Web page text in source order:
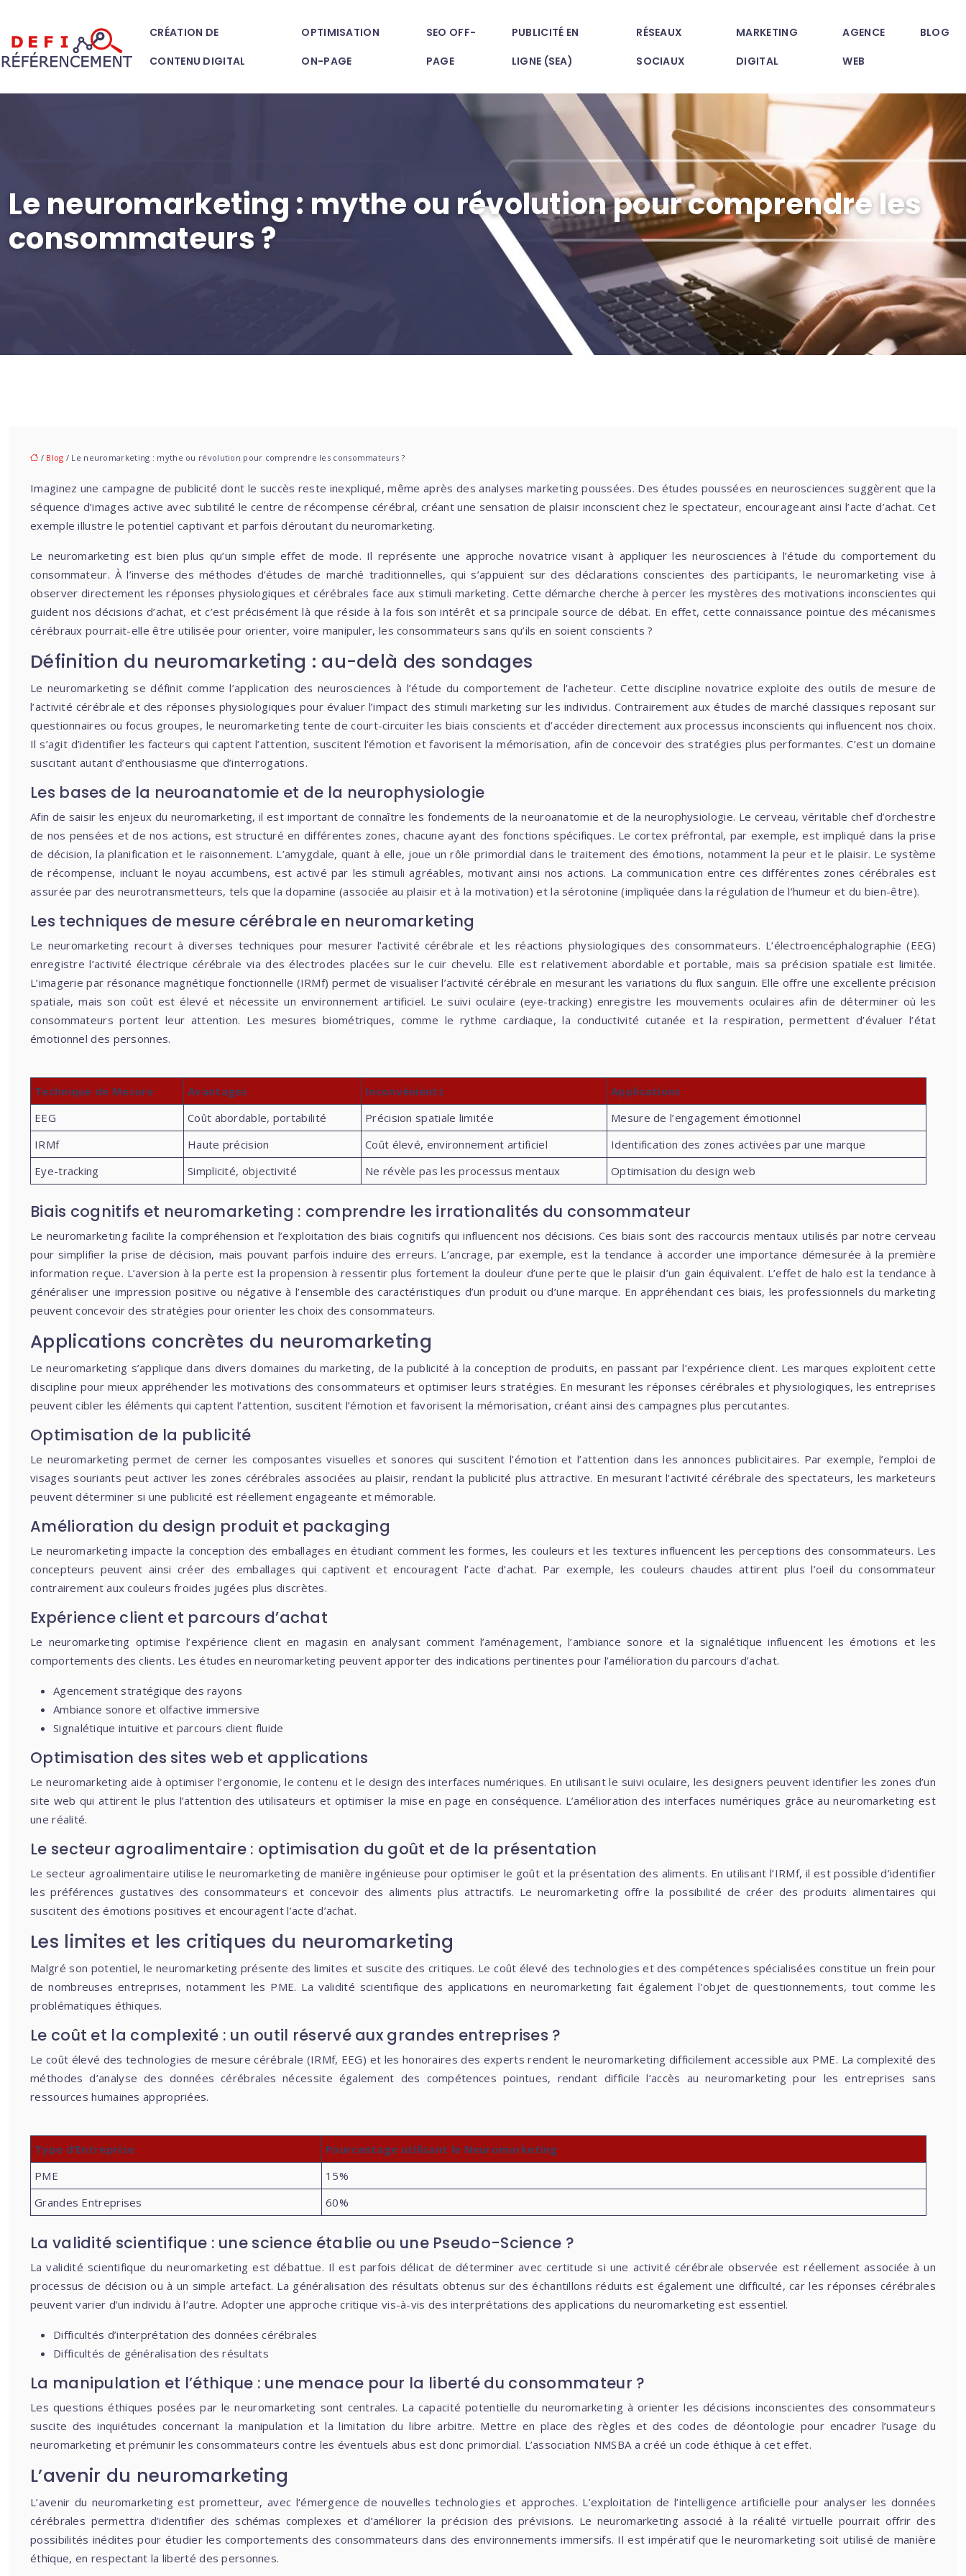
CRÉATION DE
CONTENU DIGITAL
OPTIMISATION
ON-PAGE
SEO OFF-
PAGE
PUBLICITÉ EN
LIGNE (SEA)
RÉSEAUX
SOCIAUX
MARKETING
DIGITAL
AGENCE
WEB
BLOG
Le neuromarketing : mythe ou révolution pour comprendre les
consommateurs ?
/ Blog / Le neuromarketing : mythe ou révolution pour comprendre les consommateurs ?
Imaginez une campagne de publicité dont le succès reste inexpliqué, même après des analyses marketing poussées. Des études poussées en neurosciences suggèrent que la
séquence d’images active avec subtilité le centre de récompense cérébral, créant une sensation de plaisir inconscient chez le spectateur, encourageant ainsi l’acte d’achat. Cet
exemple illustre le potentiel captivant et parfois déroutant du neuromarketing.
Le neuromarketing est bien plus qu’un simple effet de mode. Il représente une approche novatrice visant à appliquer les neurosciences à l’étude du comportement du
consommateur. À l’inverse des méthodes d’études de marché traditionnelles, qui s’appuient sur des déclarations conscientes des participants, le neuromarketing vise à
observer directement les réponses physiologiques et cérébrales face aux stimuli marketing. Cette démarche cherche à percer les mystères des motivations inconscientes qui
guident nos décisions d’achat, et c’est précisément là que réside à la fois son intérêt et sa principale source de débat. En effet, cette connaissance pointue des mécanismes
cérébraux pourrait-elle être utilisée pour orienter, voire manipuler, les consommateurs sans qu’ils en soient conscients ?
Définition du neuromarketing : au-delà des sondages
Le neuromarketing se définit comme l’application des neurosciences à l’étude du comportement de l’acheteur. Cette discipline novatrice exploite des outils de mesure de
l’activité cérébrale et des réponses physiologiques pour évaluer l’impact des stimuli marketing sur les individus. Contrairement aux études de marché classiques reposant sur
questionnaires ou focus groupes, le neuromarketing tente de court-circuiter les biais conscients et d’accéder directement aux processus inconscients qui influencent nos choix.
Il s’agit d’identifier les facteurs qui captent l’attention, suscitent l’émotion et favorisent la mémorisation, afin de concevoir des stratégies plus performantes. C’est un domaine
suscitant autant d’enthousiasme que d’interrogations.
Les bases de la neuroanatomie et de la neurophysiologie
Afin de saisir les enjeux du neuromarketing, il est important de connaître les fondements de la neuroanatomie et de la neurophysiologie. Le cerveau, véritable chef d’orchestre
de nos pensées et de nos actions, est structuré en différentes zones, chacune ayant des fonctions spécifiques. Le cortex préfrontal, par exemple, est impliqué dans la prise
de décision, la planification et le raisonnement. L’amygdale, quant à elle, joue un rôle primordial dans le traitement des émotions, notamment la peur et le plaisir. Le système
de récompense, incluant le noyau accumbens, est activé par les stimuli agréables, motivant ainsi nos actions. La communication entre ces différentes zones cérébrales est
assurée par des neurotransmetteurs, tels que la dopamine (associée au plaisir et à la motivation) et la sérotonine (impliquée dans la régulation de l’humeur et du bien-être).
Les techniques de mesure cérébrale en neuromarketing
Le neuromarketing recourt à diverses techniques pour mesurer l’activité cérébrale et les réactions physiologiques des consommateurs. L’électroencéphalographie (EEG)
enregistre l’activité électrique cérébrale via des électrodes placées sur le cuir chevelu. Elle est relativement abordable et portable, mais sa précision spatiale est limitée.
L’imagerie par résonance magnétique fonctionnelle (IRMf) permet de visualiser l’activité cérébrale en mesurant les variations du flux sanguin. Elle offre une excellente précision
spatiale, mais son coût est élevé et nécessite un environnement artificiel. Le suivi oculaire (eye-tracking) enregistre les mouvements oculaires afin de déterminer où les
consommateurs portent leur attention. Les mesures biométriques, comme le rythme cardiaque, la conductivité cutanée et la respiration, permettent d’évaluer l’état
émotionnel des personnes.
Technique de Mesure Avantages Inconvénients
Applications
EEG
Coût abordable, portabilité Précision spatiale limitée
Mesure de l’engagement émotionnel
IRMf
Haute précision Coût élevé, environnement artificiel
Identification des zones activées par une marque
Eye-tracking
Simplicité, objectivité Ne révèle pas les processus mentaux Optimisation du design web
Biais cognitifs et neuromarketing : comprendre les irrationalités du consommateur
Le neuromarketing facilite la compréhension et l’exploitation des biais cognitifs qui influencent nos décisions. Ces biais sont des raccourcis mentaux utilisés par notre cerveau
pour simplifier la prise de décision, mais pouvant parfois induire des erreurs. L’ancrage, par exemple, est la tendance à accorder une importance démesurée à la première
information reçue. L’aversion à la perte est la propension à ressentir plus fortement la douleur d’une perte que le plaisir d’un gain équivalent. L’effet de halo est la tendance à
généraliser une impression positive ou négative à l’ensemble des caractéristiques d’un produit ou d’une marque. En appréhendant ces biais, les professionnels du marketing
peuvent concevoir des stratégies pour orienter les choix des consommateurs.
Applications concrètes du neuromarketing
Le neuromarketing s’applique dans divers domaines du marketing, de la publicité à la conception de produits, en passant par l’expérience client. Les marques exploitent cette
discipline pour mieux appréhender les motivations des consommateurs et optimiser leurs stratégies. En mesurant les réponses cérébrales et physiologiques, les entreprises
peuvent cibler les éléments qui captent l’attention, suscitent l’émotion et favorisent la mémorisation, créant ainsi des campagnes plus percutantes.
Optimisation de la publicité
Le neuromarketing permet de cerner les composantes visuelles et sonores qui suscitent l’émotion et l’attention dans les annonces publicitaires. Par exemple, l’emploi de
visages souriants peut activer les zones cérébrales associées au plaisir, rendant la publicité plus attractive. En mesurant l’activité cérébrale des spectateurs, les marketeurs
peuvent déterminer si une publicité est réellement engageante et mémorable.
Amélioration du design produit et packaging
Le neuromarketing impacte la conception des emballages en étudiant comment les formes, les couleurs et les textures influencent les perceptions des consommateurs. Les
concepteurs peuvent ainsi créer des emballages qui captivent et encouragent l’acte d’achat. Par exemple, les couleurs chaudes attirent plus l’oeil du consommateur
contrairement aux couleurs froides jugées plus discrètes.
Expérience client et parcours d’achat
Le neuromarketing optimise l’expérience client en magasin en analysant comment l’aménagement, l’ambiance sonore et la signalétique influencent les émotions et les
comportements des clients. Les études en neuromarketing peuvent apporter des indications pertinentes pour l’amélioration du parcours d’achat.
Agencement stratégique des rayons
Ambiance sonore et olfactive immersive
Signalétique intuitive et parcours client fluide
Optimisation des sites web et applications
Le neuromarketing aide à optimiser l’ergonomie, le contenu et le design des interfaces numériques. En utilisant le suivi oculaire, les designers peuvent identifier les zones d’un
site web qui attirent le plus l’attention des utilisateurs et optimiser la mise en page en conséquence. L’amélioration des interfaces numériques grâce au neuromarketing est
une réalité.
Le secteur agroalimentaire : optimisation du goût et de la présentation
Le secteur agroalimentaire utilise le neuromarketing de manière ingénieuse pour optimiser le goût et la présentation des aliments. En utilisant l’IRMf, il est possible d’identifier
les préférences gustatives des consommateurs et concevoir des aliments plus attractifs. Le neuromarketing offre la possibilité de créer des produits alimentaires qui
suscitent des émotions positives et encouragent l’acte d’achat.
Les limites et les critiques du neuromarketing
Malgré son potentiel, le neuromarketing présente des limites et suscite des critiques. Le coût élevé des technologies et des compétences spécialisées constitue un frein pour
de nombreuses entreprises, notamment les PME. La validité scientifique des applications en neuromarketing fait également l’objet de questionnements, tout comme les
problématiques éthiques.
Le coût et la complexité : un outil réservé aux grandes entreprises ?
Le coût élevé des technologies de mesure cérébrale (IRMf, EEG) et les honoraires des experts rendent le neuromarketing difficilement accessible aux PME. La complexité des
méthodes d’analyse des données cérébrales nécessite également des compétences pointues, rendant difficile l’accès au neuromarketing pour les entreprises sans
ressources humaines appropriées.
Type d’Entreprise
Pourcentage utilisant le Neuromarketing
PME
15%
Grandes Entreprises
60%
La validité scientifique : une science établie ou une Pseudo-Science ?
La validité scientifique du neuromarketing est débattue. Il est parfois délicat de déterminer avec certitude si une activité cérébrale observée est réellement associée à un
processus de décision ou à un simple artefact. La généralisation des résultats obtenus sur des échantillons réduits est également une difficulté, car les réponses cérébrales
peuvent varier d’un individu à l’autre. Adopter une approche critique vis-à-vis des interprétations des applications du neuromarketing est essentiel.
Difficultés d’interprétation des données cérébrales
Difficultés de généralisation des résultats
La manipulation et l’éthique : une menace pour la liberté du consommateur ?
Les questions éthiques posées par le neuromarketing sont centrales. La capacité potentielle du neuromarketing à orienter les décisions inconscientes des consommateurs
suscite des inquiétudes concernant la manipulation et la limitation du libre arbitre. Mettre en place des règles et des codes de déontologie pour encadrer l’usage du
neuromarketing et prémunir les consommateurs contre les éventuels abus est donc primordial. L’association NMSBA a créé un code éthique à cet effet.
L’avenir du neuromarketing
L’avenir du neuromarketing est prometteur, avec l’émergence de nouvelles technologies et approches. L’exploitation de l’intelligence artificielle pour analyser les données
cérébrales permettra d’identifier des schémas complexes et d’améliorer la précision des prévisions. Le neuromarketing associé à la réalité virtuelle pourrait offrir des
possibilités inédites pour étudier les comportements des consommateurs dans des environnements immersifs. Il est impératif que le neuromarketing soit utilisé de manière
éthique, en respectant la liberté des personnes.